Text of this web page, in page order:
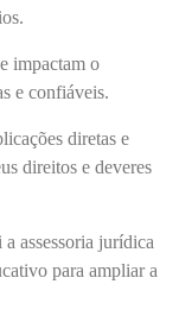
impactam o
e confiáveis.
diretas e
direitos e deveres
assessoria jurídica
para ampliar a